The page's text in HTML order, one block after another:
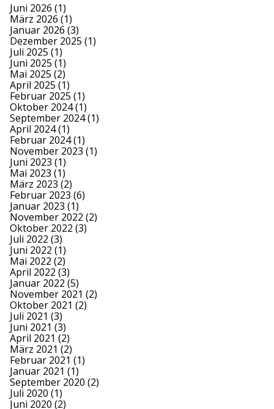
Juni 2026 (1)
März 2026 (1)
Januar 2026 (3)
Dezember 2025 (1)
Juli 2025 (1)
Juni 2025 (1)
Mai 2025 (2)
April 2025 (1)
Februar 2025 (1)
Oktober 2024(1)
September 2024(1)
April 2024(1)
Februar 2024(1)
November 2023 (1)
Juni 2023 (1)
Mai 2023 (1)
März 2023 (2)
Februar 2023 (6)
Januar 2023 (1)
November 2022 (2)
Oktober 2022 (3)
Juli 2022 (3)
Juni 2022 (1)
Mai 2022 (2)
April 2022 (3)
Januar 2022 (5)
November 2021 (2)
Oktober 2021 (2)
Juli 2021 (3)
Juni 2021 (3)
April 2021 (2)
März 2021 (2)
Februar 2021 (1)
Januar 2021 (1)
September 2020 (2)
Juli 2020 (1)
Juni 2020 (2)